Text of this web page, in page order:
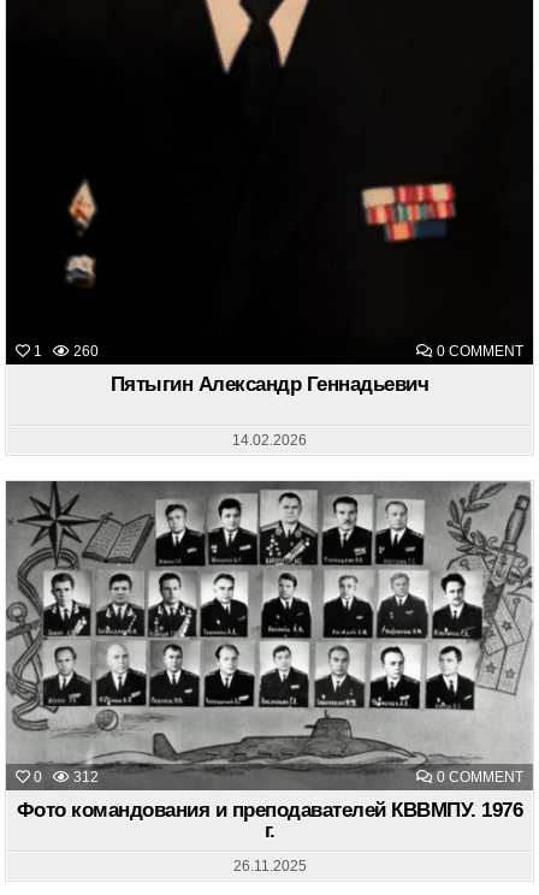
1 260 0 COMMENT
Пятыгин Александр Геннадьевич
14.02.2026
0 312 0 COMMENT
И
Г.
Фото командования и преподавателей КВВМПУ. 1976
г.
26.11.2025